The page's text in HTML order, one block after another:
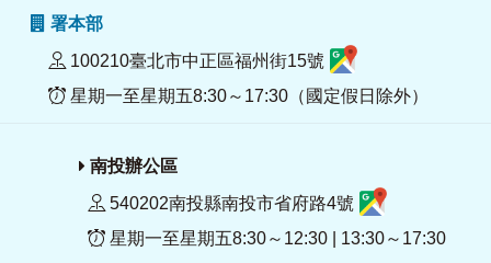
署本部
100210臺北市中正區福州街15號
星期一至星期五8:30～17:30（國定假日除外）
南投辦公區
540202南投縣南投市省府路4號
星期一至星期五8:30～12:30 | 13:30～17:30